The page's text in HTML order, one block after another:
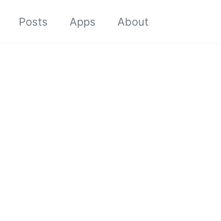
Posts Apps About